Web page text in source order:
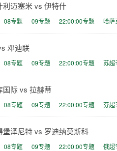
利迈塞米 vs 伊特什
08专题 09专题 22:00:00专题 哈萨
邓迪联
08专题 09专题 22:00:00专题 苏超
国际 vs 拉赫蒂
08专题 09专题 22:00:00专题 芬超
堡泽尼特 vs 罗迪纳莫斯科
08专题 09专题 22:00:00专题 俄超